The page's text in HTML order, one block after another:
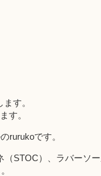
す。
す。
rurukoです。
STOC）、ラバーソ